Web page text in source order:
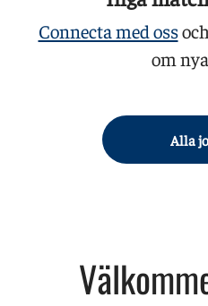
Connecta med oss
om
Alla